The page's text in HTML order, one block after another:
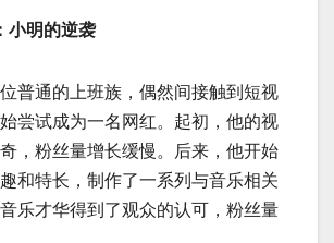
小明的逆袭
普通的上班族，偶然间接触到短视
尝试成为一名网红。起初，他的视
，粉丝量增长缓慢。后来，他开始
和特长，制作了一系列与音乐相关
乐才华得到了观众的认可，粉丝量